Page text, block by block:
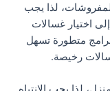
لذا يجب
إلى اختيار غسالات
متطورة تسهل
رخيصة.